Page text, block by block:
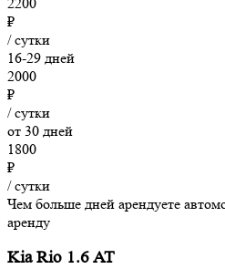
₽
/ сутки
16-29 дней
2000
₽
/ сутки
от 30 дней
1800
₽
/ сутки
Чем больше дней арендуете
аренду
Kia Rio 1.6 AT